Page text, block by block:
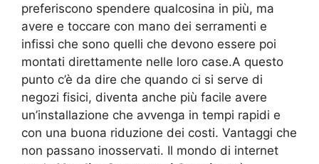
preferiscono spendere qualcosina in più, ma
avere e toccare con mano dei serramenti e
infissi che sono quelli che devono essere poi
montati direttamente nelle loro case.A questo
punto c’è da dire che quando ci si serve di
negozi fisici, diventa anche più facile avere
un’installazione che avvenga in tempi rapidi e
con una buona riduzione dei costi. Vantaggi che
non passano inosservati. Il mondo di internet